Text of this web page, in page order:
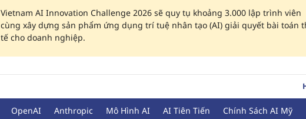
Vietnam AI Innovation Challenge 2026 sẽ quy tụ khoảng 3.000 lập trình viên
cùng xây dựng sản phẩm ứng dụng trí tuệ nhân tạo (AI) giải quyết bài toán
tế cho doanh nghiệp.
OpenAI Anthropic Mô Hình AI AI Tiên Tiến
Chính Sách AI Mỹ